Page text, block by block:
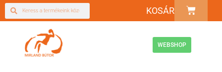
KOSÁR
WEBSHOP